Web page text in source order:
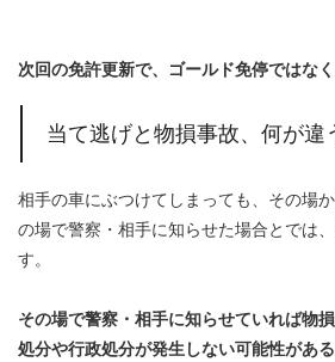
次回の免許更新で、ゴールド免停ではな
当て逃げと物損事故、何が違
相手の車にぶつけてしまっても、その場
の場で警察・相手に知らせた場合とでは
す。
その場で警察・相手に知らせていれば物
処分や行政処分が発生しない可能性がある